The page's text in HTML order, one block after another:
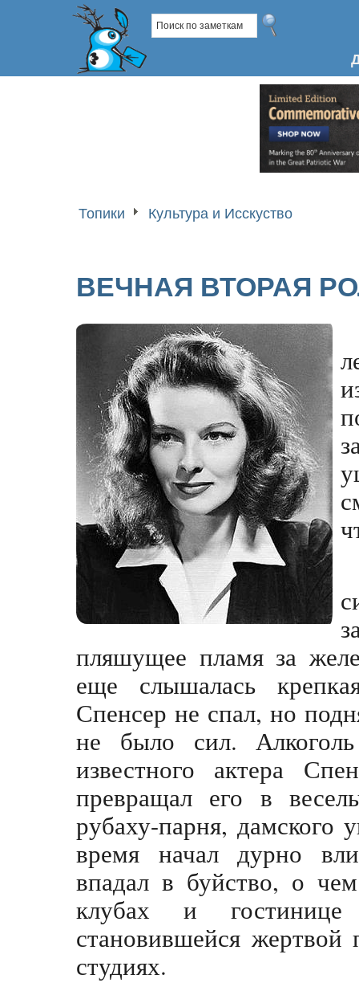
Топики Культура и Исскуство
ВЕЧНАЯ ВТОРАЯ
пляшущее пламя за
еще слышалась
Спенсер не спал, но
не было сил.
известного актера
превращал его в
рубаху-парня, дамского
время начал дурно
впадал в буйство, о
клубах и гостинице
становившейся жертвой
студиях.